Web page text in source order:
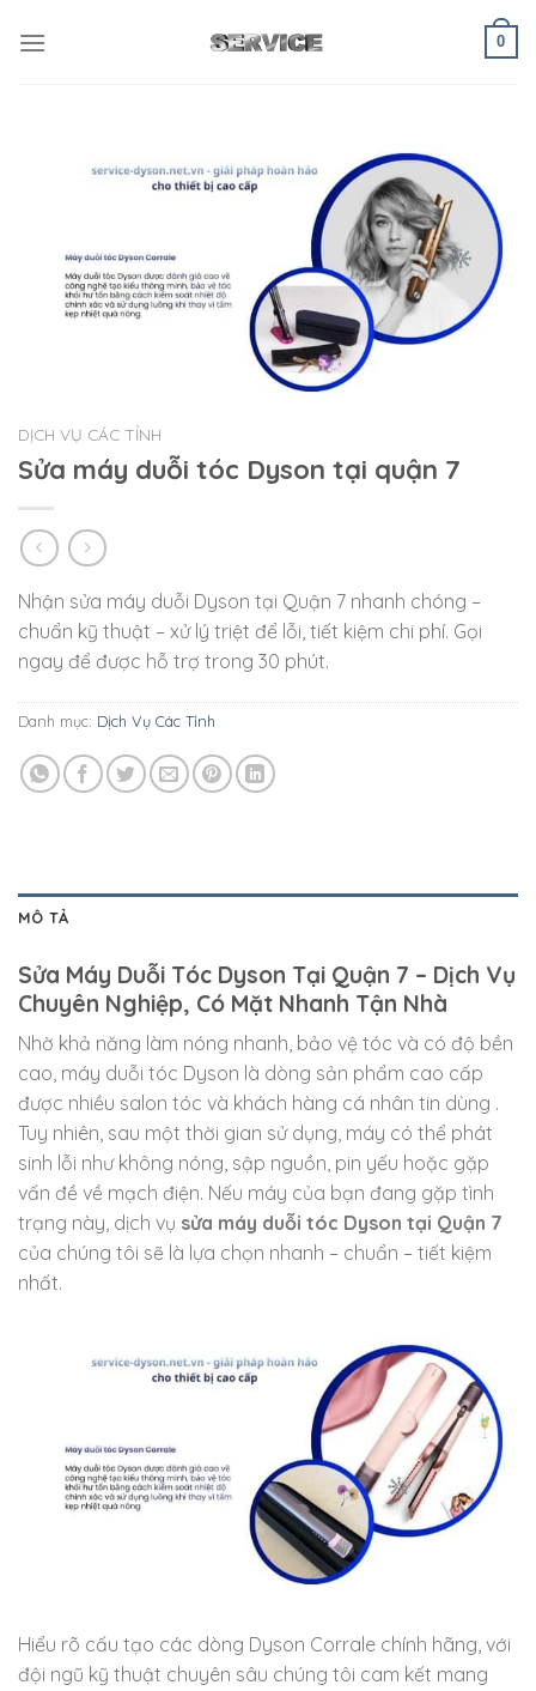
0
DỊCH VỤ CÁC TỈNH
Sửa máy duỗi tóc Dyson tại quận 7
Nhận sửa máy duỗi Dyson tại Quận 7 nhanh chóng –
chuẩn kỹ thuật – xử lý triệt để lỗi, tiết kiệm chi phí. Gọi
ngay để được hỗ trợ trong 30 phút.
Danh mục: Dịch Vụ Các Tỉnh
MÔ TẢ
Sửa Máy Duỗi Tóc Dyson Tại Quận 7 – Dịch Vụ
Chuyên Nghiệp, Có Mặt Nhanh Tận Nhà
Nhờ khả năng làm nóng nhanh, bảo vệ tóc và có độ bền
cao, máy duỗi tóc Dyson là dòng sản phẩm cao cấp
được nhiều salon tóc và khách hàng cá nhân tin dùng .
Tuy nhiên, sau một thời gian sử dụng, máy có thể phát
sinh lỗi như không nóng, sập nguồn, pin yếu hoặc gặp
vấn đề về mạch điện. Nếu máy của bạn đang gặp tình
trạng này, dịch vụ sửa máy duỗi tóc Dyson tại Quận 7
của chúng tôi sẽ là lựa chọn nhanh – chuẩn – tiết kiệm
nhất.
Hiểu rõ cấu tạo các dòng Dyson Corrale chính hãng, với
đội ngũ kỹ thuật chuyên sâu chúng tôi cam kết mang